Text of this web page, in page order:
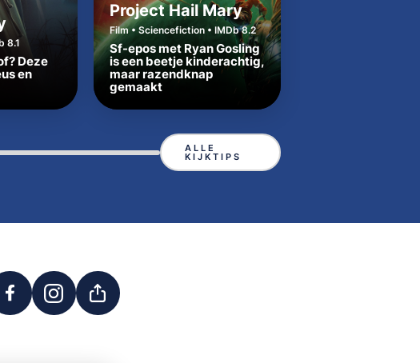
8.1
Deze
en
Project Hail Mary
Film • Sciencefiction • IMDb 8.2
Sf-epos met Ryan Gosling
is een beetje kinderachtig,
maar razendknap
gemaakt
ALLE
KIJKTIPS